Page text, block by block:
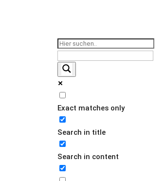
Exact matches only
Search in title
Search in content